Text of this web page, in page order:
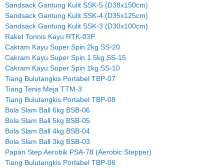
Sandsack Gantung Kulit SSK-5 (D38x150cm)
Sandsack Gantung Kulit SSK-4 (D35x125cm)
Sandsack Gantung Kulit SSK-3 (D30x100cm)
Raket Tonnis Kayu RTK-03P
Cakram Kayu Super Spin 2kg SS-20
Cakram Kayu Super Spin 1.5kg SS-15
Cakram Kayu Super Spin 1kg SS-10
Tiang Bulutangkis Portabel TBP-07
Tiang Tenis Meja TTM-3
Tiang Bulutangkis Portabel TBP-08
Bola Slam Ball 6kg BSB-06
Bola Slam Ball 5kg BSB-05
Bola Slam Ball 4kg BSB-04
Bola Slam Ball 3kg BSB-03
Papan Step Aerobik PSA-78 (Aerobic Stepper)
Tiang Bulutangkis Portabel TBP-06